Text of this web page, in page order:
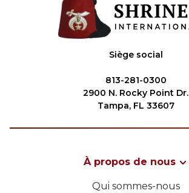
Siège social
813-281-0300
2900 N. Rocky Point Dr.
Tampa, FL 33607
À propos de nous
Qui sommes-nous